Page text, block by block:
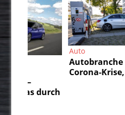
Auto
Autobranche in der
Corona-Krise, Teil 2